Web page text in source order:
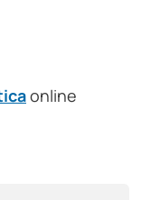
online